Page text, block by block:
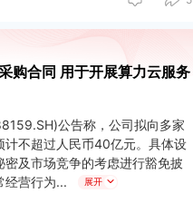
购合同 用于开展算力云服务
公告称，公司拟向多家
不超过人民币40亿元。具体设
及市场竞争的考虑进行豁免披
经营行为
展开